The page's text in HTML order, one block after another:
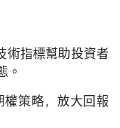
術指標幫助投資者
。
權策略，放大回報